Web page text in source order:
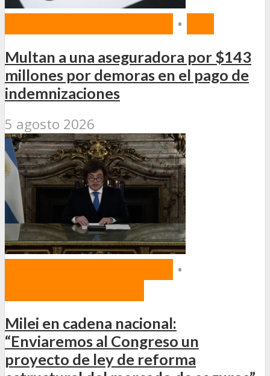
•
Multan a una aseguradora por $143
millones por demoras en el pago de
indemnizaciones
5 agosto 2026
•
Milei en cadena nacional:
“Enviaremos al Congreso un
proyecto de ley de reforma